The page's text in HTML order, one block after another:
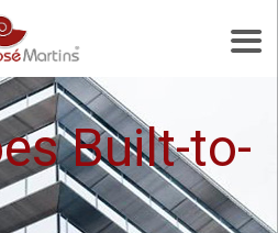
Built-to-